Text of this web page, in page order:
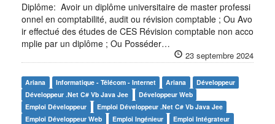
Diplôme: Avoir un diplôme universitaire de master professi
onnel en comptabilité, audit ou révision comptable ; Ou Avo
ir effectué des études de CES Révision comptable non acco
mplie par un diplôme ; Ou Posséder…
23 septembre 2024
Ariana Informatique - Télécom - Internet Ariana
Développeur
Développeur .net C# Vb Java Jee
Développeur Web
Emploi Développeur
Emploi Développeur .net C# Vb Java Jee
Emploi Développeur Web
Emploi Ingénieur
Emploi Intégrateur